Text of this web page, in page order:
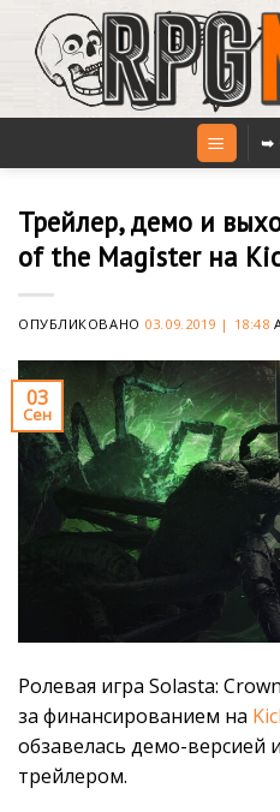
content
➥
Трейлер, демо и
of the Magister на
ОПУБЛИКОВАНО 03.09.2019 | 18:48
03
Сен
Ролевая игра Solasta:
за финансированием на
обзавелась демо-версией
трейлером.